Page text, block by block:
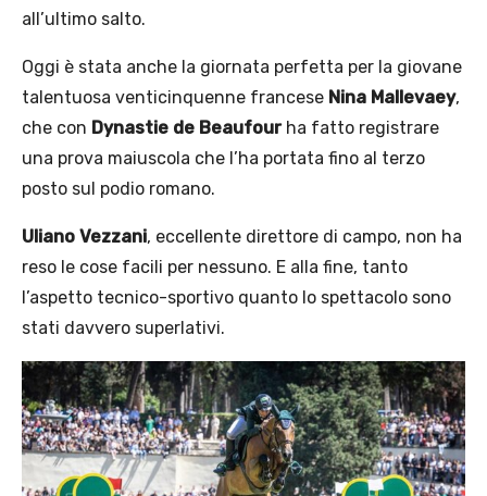
all’ultimo salto.
Oggi è stata anche la giornata perfetta per la giovane
talentuosa venticinquenne francese Nina Mallevaey,
che con Dynastie de Beaufourha fatto registrare
una prova maiuscola che l’ha portata fino al terzo
posto sul podio romano.
Uliano Vezzani, eccellente direttore di campo, non ha
reso le cose facili per nessuno. E alla fine, tanto
l’aspetto tecnico-sportivo quanto lo spettacolo sono
stati davvero superlativi.